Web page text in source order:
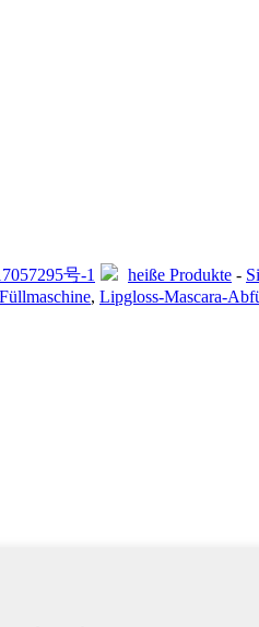
号-1 heiße Produkte -
, Lipgloss-Mascara-